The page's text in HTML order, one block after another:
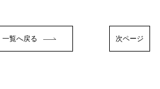
一覧へ戻る 次ページ